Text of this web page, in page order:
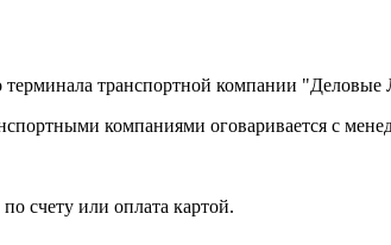
терминала транспортной компании
компаниями оговаривается с
счету или оплата картой.